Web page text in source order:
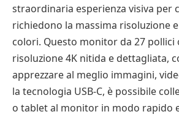
straordinaria esperienza visiva per
richiedono la massima risoluzione
colori. Questo monitor da 27 pollici
risoluzione 4K nitida e dettagliata,
apprezzare al meglio immagini,
la tecnologia USB-C, è possibile
o tablet al monitor in modo rapido